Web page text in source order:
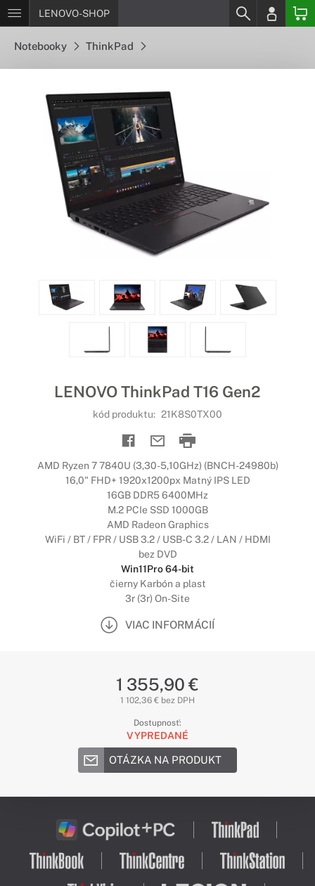
LENOVO-SHOP
Notebooky ThinkPad
LENOVO ThinkPad T16 Gen2
kód produktu: 21K8S0TX00
AMD Ryzen 7 7840U (3,30-5,10GHz) (BNCH-24980b)
16,0" FHD+ 1920x1200px Matný IPS LED
16GB DDR5 6400MHz
M.2 PCIe SSD 1000GB
AMD Radeon Graphics
WiFi / BT / FPR / USB 3.2 / USB-C 3.2 / LAN / HDMI
bez DVD
Win11Pro 64-bit
čierny Karbón a plast
3r (3r) On-Site
VIAC INFORMÁCIÍ
1 355,90 €
1 102,36 € bez DPH
Dostupnosť:
VYPREDANÉ
OTÁZKA NA PRODUKT